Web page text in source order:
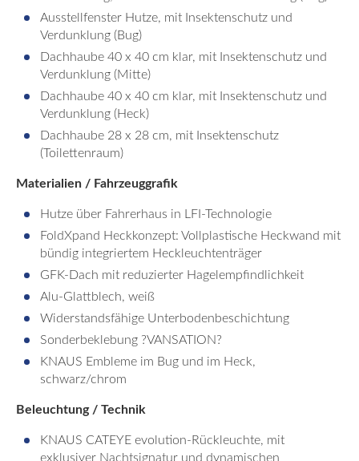
Ausstellfenster Hutze, mit Insektenschutz und
Verdunklung (Bug)
Dachhaube 40 x 40 cm klar, mit Insektenschutz und
Verdunklung (Mitte)
Dachhaube 40 x 40 cm klar, mit Insektenschutz und
Verdunklung (Heck)
Dachhaube 28 x 28 cm, mit Insektenschutz
(Toilettenraum)
Materialien / Fahrzeuggrafik
Hutze über Fahrerhaus in LFI-Technologie
FoldXpand Heckkonzept: Vollplastische Heckwand mit
bündig integriertem Heckleuchtenträger
GFK-Dach mit reduzierter Hagelempfindlichkeit
Alu-Glattblech, weiß
Widerstandsfähige Unterbodenbeschichtung
Sonderbeklebung ?VANSATION?
KNAUS Embleme im Bug und im Heck,
schwarz/chrom
Beleuchtung / Technik
KNAUS CATEYE evolution-Rückleuchte, mit
exklusiver Nachtsignatur und dynamischen